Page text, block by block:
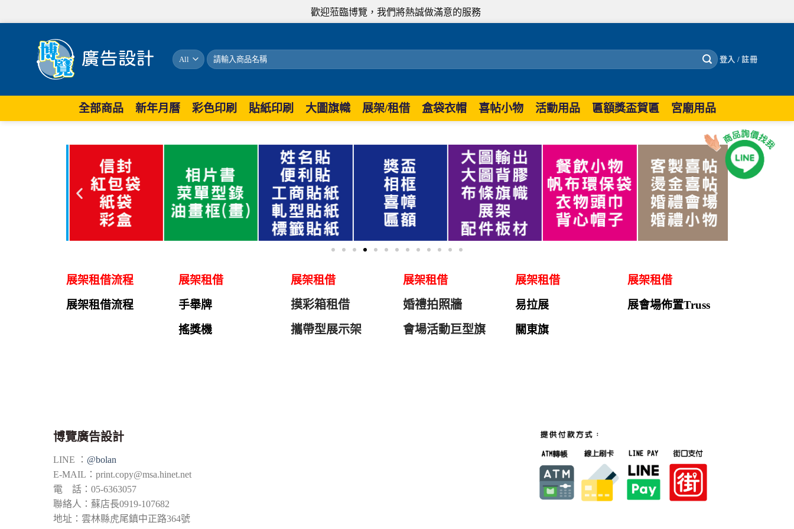
歡迎蒞臨博覽，我們將熱誠做滿意的服務
登入 / 註冊
全部商品 新年月曆 彩色印刷 貼紙印刷 大圖旗幟 展架/租借 盒袋衣帽 喜帖小物 活動用品 匾額獎盃賀匾 宮廟用品
展架租借流程
展架租借流程
展架租借
手舉牌
搖獎機
展架租借
摸彩箱租借
攜帶型展示架
展架租借
婚禮拍照牆
會場活動巨型旗
展架租借
易拉展
關東旗
展架租借
展會場佈置Truss
博覽廣告設計
LINE ： @bolan
E-MAIL： print.copy@msa.hinet.net
電 話：05-6363057
聯絡人：蘇店長0919-107682
地址：雲林縣虎尾鎮中正路364號